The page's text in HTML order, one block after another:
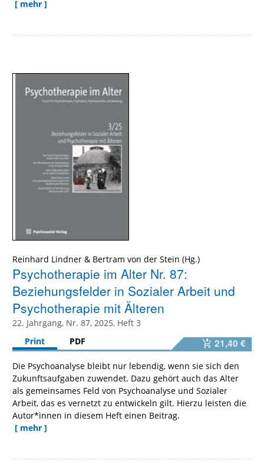
[ mehr ]
Reinhard Lindner & Bertram von der Stein
Psychotherapie im Alter Nr. 87:
Beziehungsfelder in Sozialer Arbeit und
Psychotherapie mit Älteren
22. Jahrgang, Nr. 87, 2025, Heft 3
Print
PDF 21,40 €
Die Psychoanalyse bleibt nur lebendig, wenn sie sich den
Zukunftsaufgaben zuwendet. Dazu gehört auch das Alter
als gemeinsames Feld von Psychoanalyse und Sozialer
Arbeit, das es vernetzt zu entwickeln gilt. Hierzu leisten die
Autor*innen in diesem Heft einen Beitrag.
[ mehr ]